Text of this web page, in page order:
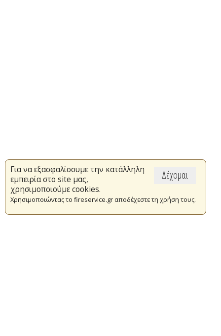
Δέχομαι
Για να εξασφαλίσουμε την κατάλληλη
εμπειρία στο site μας,
χρησιμοποιούμε cookies.
Χρησιμοποιώντας το fireservice.gr αποδέχεστε τη χρήση τους.